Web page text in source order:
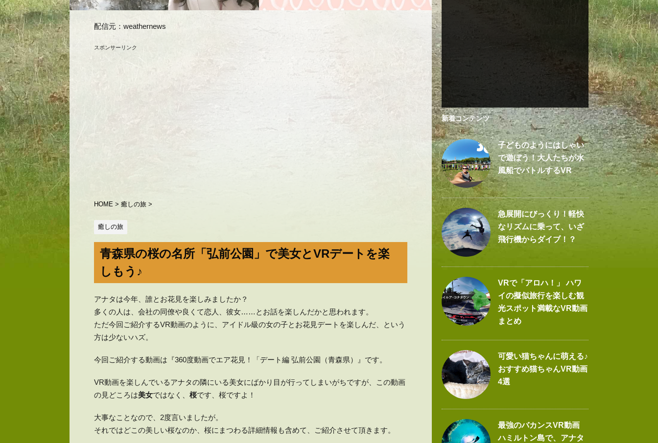
配信元： weathernews
スポンサーリンク
HOME > 癒しの旅 >
癒しの旅
青森県の桜の名所「弘前公園」で美女とVRデートを楽
しもう♪
アナタは今年、誰とお花見を楽しみましたか？
多くの人は、会社の同僚や良くて恋人、彼女……とお話を楽しんだかと思われます。
ただ今回ご紹介するVR動画のように、アイドル級の女の子とお花見デートを楽しんだ、という
方は少ないハズ。
今回ご紹介する動画は『360度動画でエア花見！「デート編 弘前公園（青森県）』です。
VR動画を楽しんでいるアナタの隣にいる美女にばかり目が行ってしまいがちですが、この動画
の見どころは美女ではなく、 桜です、桜ですよ！
大事なことなので、2度言いましたが。
それではどこの美しい桜なのか、桜にまつわる詳細情報も含めて、ご紹介させて頂きます。
新着コンテンツ
子どものようにはしゃい
で遊ぼう！大人たちが水
風船でバトルするVR
急展開にびっくり！軽快
なリズムに乗って、いざ
飛行機からダイブ！？
VRで「アロハ！」 ハワ
イの擬似旅行を楽しむ観
光スポット満載なVR動画
まとめ
可愛い猫ちゃんに萌える♪
おすすめ猫ちゃんVR動画
4選
最強のバカンスVR動画
ハミルトン島で、アナタ